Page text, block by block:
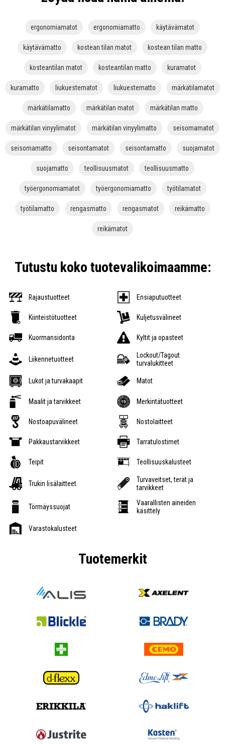
ergonomiamatot ergonomiamatto käytävämatot
käytävämatto kostean tilan matot kostean tilan matto
kosteantilan matot kosteantilan matto kuramatot
kuramatto liukuestematot liukuestematto märkätilamatot
märkätilamatto märkätilan matot märkätilan matto
märkätilan vinyylimatot märkätilan vinyylimatto seisomamatot
seisomamatto seisontamatot seisontamatto suojamatot
suojamatto teollisuusmatot teollisuusmatto
työergonomiamatot työergonomiamatto työtilamatot
työtilamatto rengasmatto rengasmatot reikämatto
reikämatot
Tutustu koko tuotevalikoimaamme:
Rajaustuotteet Ensiaputuotteet
Kiinteistötuotteet Kuljetusvälineet
Kuormansidonta Kyltit ja opasteet
Liikennetuotteet
Lockout/Tagout
turvalukitteet
Lukot ja turvakaapit Matot
Maalit ja tarvikkeet Merkintätuotteet
Nostoapuvälineet Nostolaitteet
Pakkaustarvikkeet Tarratulostimet
Teipit Teollisuuskalusteet
Trukin lisälaitteet
Turvaveitset, terät ja
tarvikkeet
Törmäyssuojat
Vaarallisten aineiden
käsittely
Varastokalusteet
Tuotemerkit